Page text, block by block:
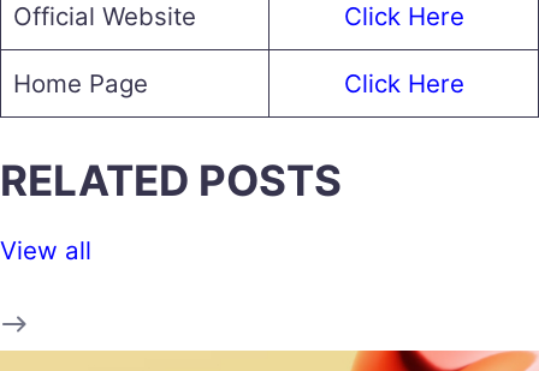
Official Website Click Here
Home Page Click Here
RELATED POSTS
View all